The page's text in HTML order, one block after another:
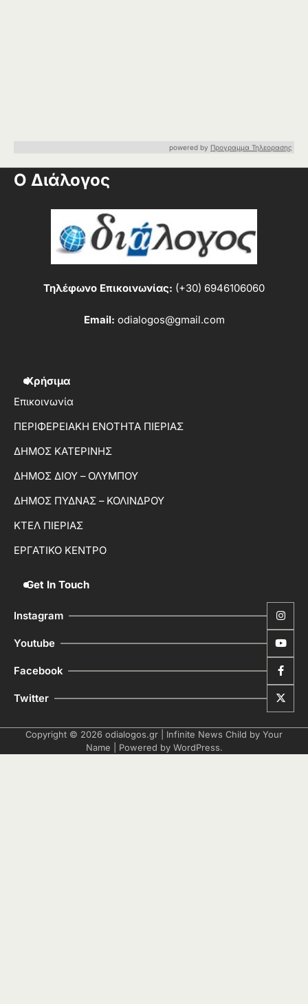
powered by Προγραμμα Τηλεορασης
Ο Διάλογος
Τηλέφωνο Επικοινωνίας: (+30) 6946106060
Email: odialogos@gmail.com
Χρήσιμα
Επικοινωνία
ΠΕΡΙΦΕΡΕΙΑΚΗ ΕΝΟΤΗΤΑ ΠΙΕΡΙΑΣ
ΔΗΜΟΣ ΚΑΤΕΡΙΝΗΣ
ΔΗΜΟΣ ΔΙΟΥ – ΟΛΥΜΠΟΥ
ΔΗΜΟΣ ΠΥΔΝΑΣ – ΚΟΛΙΝΔΡΟΥ
ΚΤΕΛ ΠΙΕΡΙΑΣ
ΕΡΓΑΤΙΚΟ ΚΕΝΤΡΟ
Get In Touch
Instagram
Youtube
Facebook
Twitter
Copyright © 2026 odialogos.gr | Infinite News Child by Your
Name | Powered by WordPress.